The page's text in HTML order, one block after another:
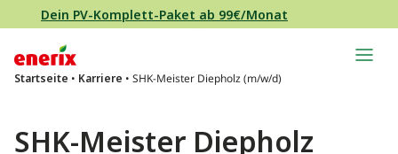
Direkt zum Inhalt wechseln
Dein PV-Komplett-Paket ab 99€/Monat
Hauptnavigation
Startseite • Karriere • SHK-Meister Diepholz (m/w/d)
SHK-Meister Diepholz